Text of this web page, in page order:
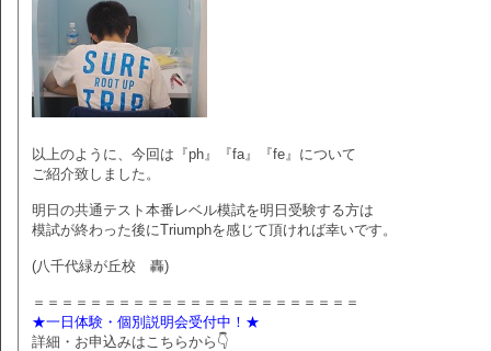
以上のように、今回は『ph』『fa』『fe』について
ご紹介致しました。
明日の共通テスト本番レベル模試を明日受験する方は
模試が終わった後にTriumphを感じて頂ければ幸いです。
(八千代緑が丘校 轟)
＝＝＝＝＝＝＝＝＝＝＝＝＝＝＝＝＝＝＝＝＝＝＝
★一日体験・個別説明会受付中！★
詳細・お申込みはこちらから👇